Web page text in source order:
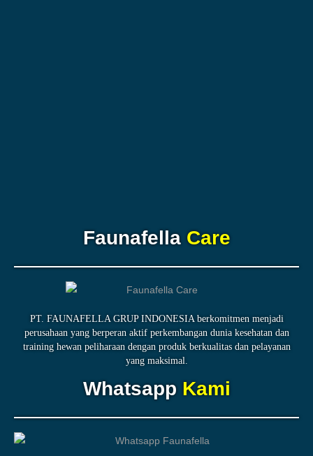
FaunafellaCare
PT. FAUNAFELLA GRUP INDONESIA berkomitmen menjadi
perusahaan yang berperan aktif perkembangan dunia kesehatan dan
training hewan peliharaan dengan produk berkualitas dan pelayanan
yang maksimal.
WhatsappKami